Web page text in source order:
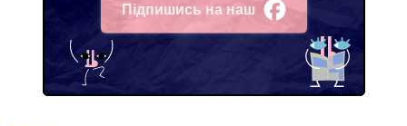
Підпишись на наш
Facebook